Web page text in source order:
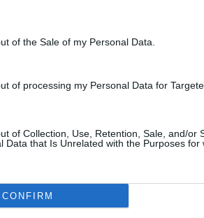
of the Sale of my Personal Data.
of processing my Personal Data for
of Collection, Use, Retention, Sale, and/or
Data that Is Unrelated with the Purposes for
CONFIRM